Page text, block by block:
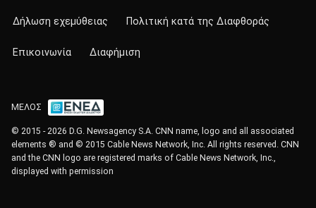
Δήλωση εχεμύθειας Πολιτική κατά της Διαφθοράς
Επικοινωνία Διαφήμιση
ΜΕΛΟΣ
© 2015 - 2026 D.G. Newsagency S.A. CNN name, logo and all associated
elements ® and © 2015 Cable News Network, Inc. All rights reserved. CNN
and the CNN logo are registered marks of Cable News Network, Inc.,
displayed with permission